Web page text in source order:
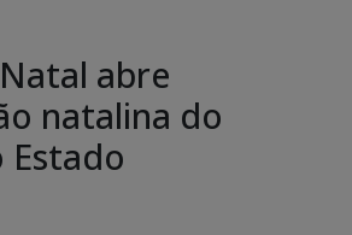
abre
natalina do
Estado